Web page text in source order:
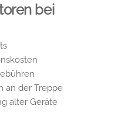
bei
an der Treppe
alter Geräte